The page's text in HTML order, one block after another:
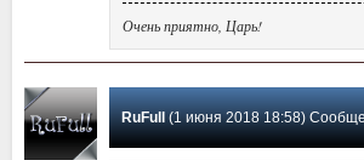
Очень приятно, Царь!
RuFull (1 июня 2018 18:58) Сообщение